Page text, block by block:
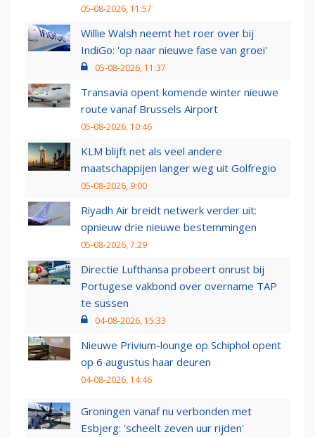
05-08-2026, 11:57
Willie Walsh neemt het roer over bij
IndiGo: 'op naar nieuwe fase van groei'
05-08-2026, 11:37
Transavia opent komende winter nieuwe
route vanaf Brussels Airport
05-08-2026, 10:46
KLM blijft net als veel andere
maatschappijen langer weg uit Golfregio
05-08-2026, 9:00
Riyadh Air breidt netwerk verder uit:
opnieuw drie nieuwe bestemmingen
05-08-2026, 7:29
Directie Lufthansa probeert onrust bij
Portugese vakbond over overname TAP
te sussen
04-08-2026, 15:33
Nieuwe Privium-lounge op Schiphol opent
op 6 augustus haar deuren
04-08-2026, 14:46
Groningen vanaf nu verbonden met
Esbjerg: 'scheelt zeven uur rijden'